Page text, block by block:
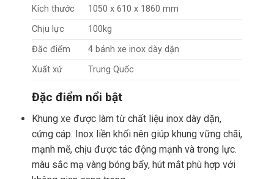
Kích thước
1050 x 610 x 1860 mm
Chịu lực
100kg
Đặc điểm
4 bánh xe inox dày dặn
Xuất xứ
Trung Quốc
Đặc điểm nổi bật
Khung xe được làm từ chất liệu inox dày dặn,
cứng cáp. Inox liền khối nên giúp khung vững chãi,
mạnh mẽ, chịu được tác động mạnh và trong lực.
màu sắc mạ vàng bóng bẩy, hút mắt phù hợp với